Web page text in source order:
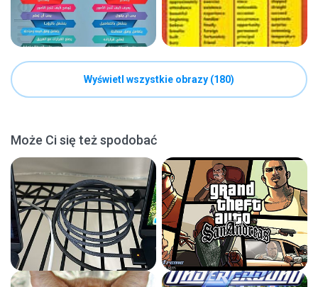
Wyświetl wszystkie obrazy (180)
Może Ci się też spodobać